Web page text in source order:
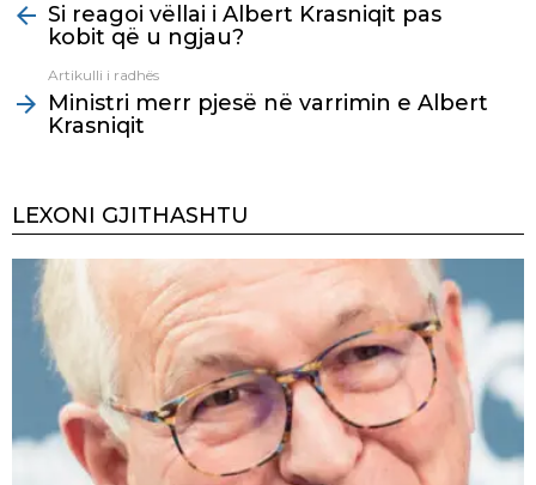
moreSi reagoi vëllai i Albert Krasniqit pas
kobit që u ngjau?
Artikulli i radhës
Ministri merr pjesë në varrimin e Albert
Krasniqit
LEXONI GJITHASHTU